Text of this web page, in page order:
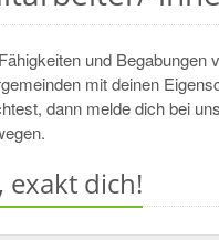
und
mit deinen
dann melde dich bei
exakt dich!